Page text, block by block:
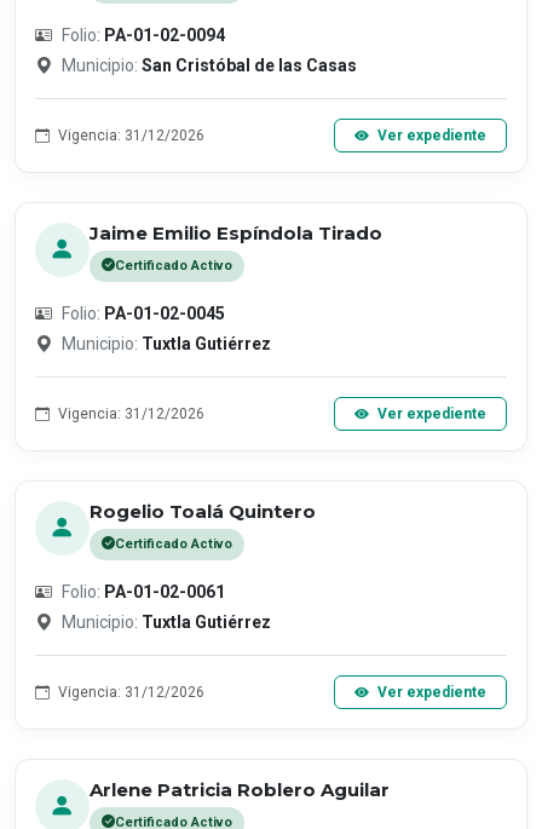
Folio: PA-01-02-0094
Municipio: San Cristóbal de las Casas
Vigencia: 31/12/2026 Ver expediente
Jaime Emilio Espíndola Tirado
Certificado Activo
Folio: PA-01-02-0045
Municipio: Tuxtla Gutiérrez
Vigencia: 31/12/2026 Ver expediente
Rogelio Toalá Quintero
Certificado Activo
Folio: PA-01-02-0061
Municipio: Tuxtla Gutiérrez
Vigencia: 31/12/2026 Ver expediente
Arlene Patricia Roblero Aguilar
Certificado Activo